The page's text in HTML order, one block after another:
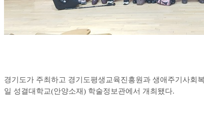
경기도가 주최하고 경기도평생교육진흥원과 생애주기사회
일 성결대학교(안양소재) 학술정보관에서 개최됐다.